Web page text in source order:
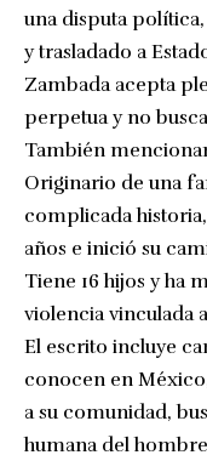
una disputa
y trasladado a
Zambada acepta
perpetua y no
También
Originario de una
complicada
años e inició su
Tiene 16 hijos y ha
violencia vinculada
El escrito incluye
conocen en
a su comunidad,
humana del